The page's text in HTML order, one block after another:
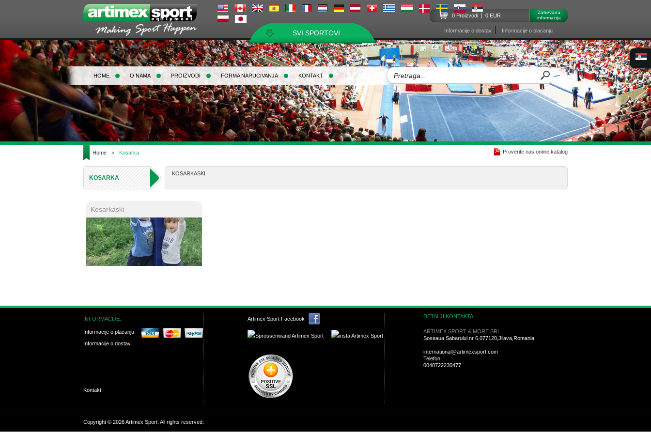
SVI SPORTOVI
0 Proizvodi 0 EUR
Zahevana
informacija
Informacije o dostav Informacije o placanju
HOME O NAMA PROIZVODI FORMA NARUCIVANJA KONTAKT
Home > Kosarka Proverite nas online katalog
KOSARKA
KOSARKASKI
Kosarkaski
INFORMACIJE:
Informacije o placanju
Informacije o dostav
Kontakt
Artimex Sport Facebook DETALJI KONTAKTA
ARTIMEX SPORT & MORE SRL
Soseaua Sabarului nr 6,077120,Jilava,Romania
international@artimexsport.com
Telefon:
0040722230477
Copyright © 2026 Artimex Sport. All rights reserved.